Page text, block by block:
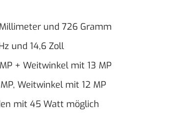
und 726 Gramm
und 14,6 Zoll
+ Weitwinkel mit 13 MP
Weitwinkel mit 12 MP
mit 45 Watt möglich